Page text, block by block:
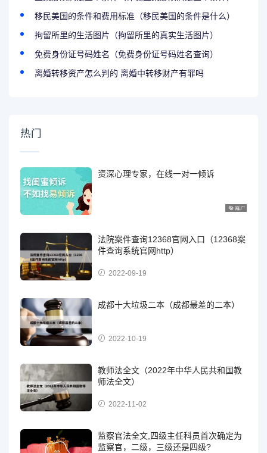
移民美国的条件和费用标准（移民美国的条件是什么）
拘留所里的生活图片（拘留所里的真实生活图片）
免费身份证号码姓名（免费身份证号码姓名查询）
离婚转移资产怎么判的 离婚中转移财产有罪吗
热门
资深心理专家，在线一对一倾诉
法院案件查询12368官网入口（12368案
件查询系统官网http）
2022-09-19
成都十大垃圾二本（成都最差的二本）
2022-10-19
教师法全文（2022年中华人民共和国教
师法全文）
2022-11-02
监察官法全文,四级主任科员首次确定为
监察官，二级，三级还是四级?